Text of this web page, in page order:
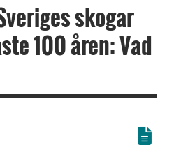
skogar
100 åren: Vad